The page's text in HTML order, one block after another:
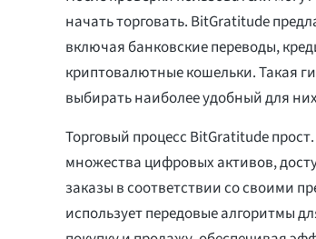
начать торговать. BitGratitude
включая банковские переводы,
криптовалютные кошельки. Такая
выбирать наиболее удобный для
Торговый процесс BitGratitude
множества цифровых активов,
заказы в соответствии со своими
использует передовые алгоритмы